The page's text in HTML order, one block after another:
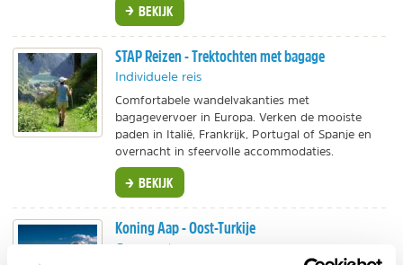
BEKIJK
STAP Reizen - Trektochten met bagage
Individuele reis
Comfortabele wandelvakanties met
bagagevervoer in Europa. Verken de mooiste
paden in Italië, Frankrijk, Portugal of Spanje en
overnacht in sfeervolle accommodaties.
BEKIJK
Koning Aap - Oost-Turkije
Groepsreis